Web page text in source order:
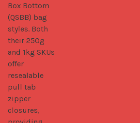
Box Bottom
(QSBB) bag
styles. Both
their 250g
and 1kg SKUs
offer
resealable
pull tab
zipper
closures,